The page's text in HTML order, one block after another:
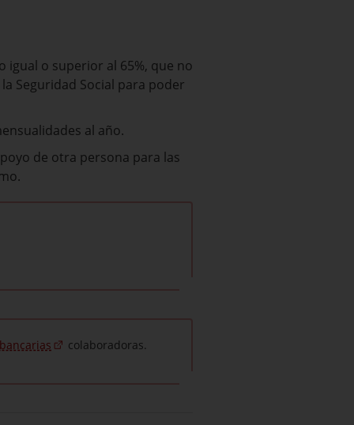
igual o superior al 65%, que no
Seguridad Social para poder
al año.
de otra persona para las
colaboradoras.